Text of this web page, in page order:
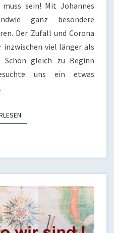
sein! Mit Johannes
ganz besondere
Der Zufall und Corona
inzwischen viel länger als
gleich zu Beginn
uns ein etwas
WEITERLESEN